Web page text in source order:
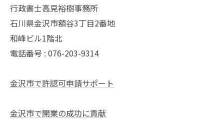
行政書士高見裕樹事務所
石川県金沢市額谷3丁目2番地
和峰ビル1階北
電話番号 : 076-203-9314
金沢市で許認可申請サポート
金沢市で開業の成功に貢献